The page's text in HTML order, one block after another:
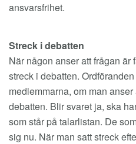
ansvarsfrihet.
Streck i debatten
När någon anser att frågan
streck i debatten.
medlemmarna, om man
debatten. Blir svaret ja, ska
som står på talarlistan. De
sig nu. När man satt streck